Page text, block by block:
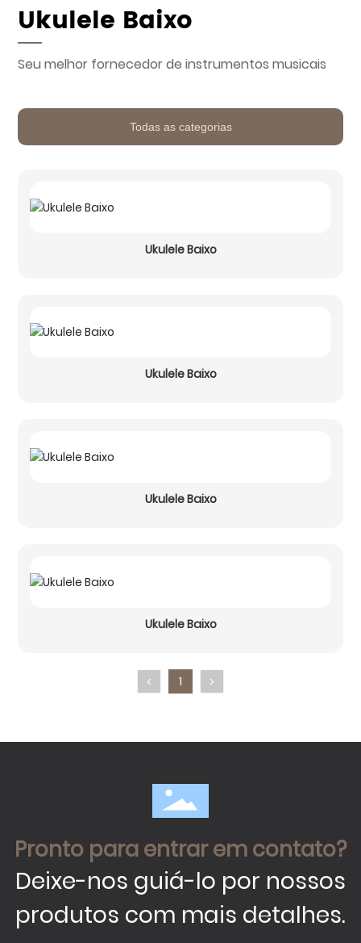
Ukulele Baixo
Seu melhor fornecedor de instrumentos musicais
Todas as categorias
Ukulele Baixo
Ukulele Baixo
Ukulele Baixo
Ukulele Baixo
< 1 >
Pronto para entrar em contato?
Deixe-nos guiá-lo por nossos
produtos com mais detalhes.